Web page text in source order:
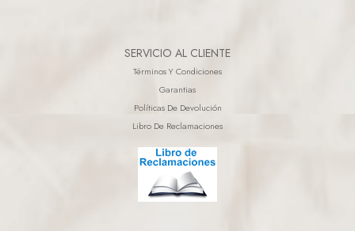
SERVICIO AL CLIENTE
Términos Y Condiciones
Garantias
Políticas De Devolución
Libro De Reclamaciones